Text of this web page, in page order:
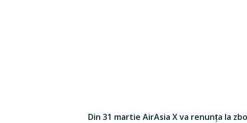
Din 31 martie AirAsia X va renunța la